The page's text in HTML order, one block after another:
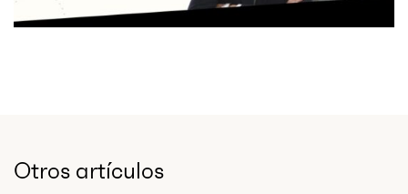
Otros artículos